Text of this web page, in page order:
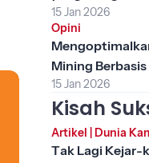
15 Jan 2026
Opini
Mining Berbasis
15 Jan 2026
Kisah
Artikel Dunia
Tak Lagi Kejar-